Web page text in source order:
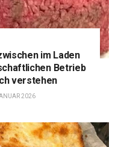
im Laden
Betrieb
verstehen
2026